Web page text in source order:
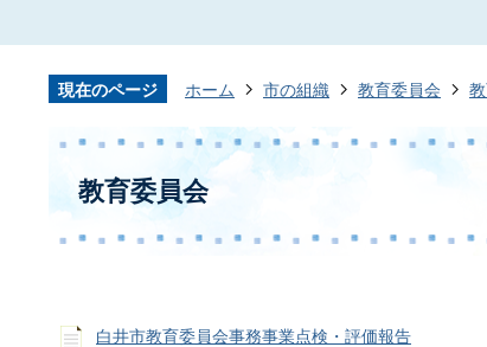
現在のページ ホーム 市の組織 教育委員会
教育委員会
白井市教育委員会事務事業点検・評価報告